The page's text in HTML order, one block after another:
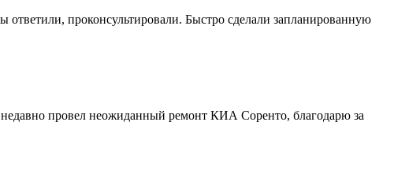
ответили, проконсультировали. Быстро сделали запланированную
провел неожиданный ремонт КИА Соренто, благодарю за